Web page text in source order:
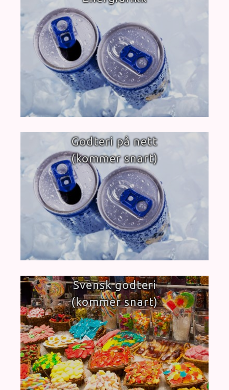
Godteri på nett
(kommer snart)
Svensk godteri
(kommer snart)